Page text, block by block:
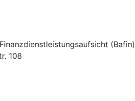
(Bafin)
108